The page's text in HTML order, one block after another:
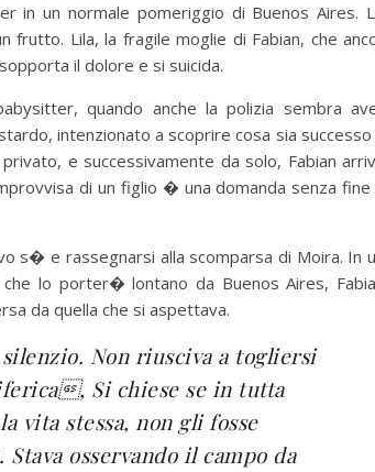
in un normale pomeriggio di Buenos Aires.
frutto. Lila, la fragile moglie di Fabian, che
il dolore e si suicida.
quando anche la polizia sembra
intenzionato a scoprire cosa sia successo
e successivamente da solo, Fabian
di un figlio � una domanda senza fine
s� e rassegnarsi alla scomparsa di Moira. In
lo porter� lontano da Buenos Aires,
da quella che si aspettava.
Non riusciva a togliersi
, Si chiese se in tutta
vita stessa, non gli fosse
osservando il campo da